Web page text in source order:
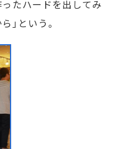
たハードを出してみ
」という。